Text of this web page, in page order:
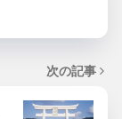
次の記事